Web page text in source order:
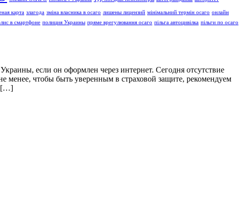
карта злагода зміна власника в осаго лишены лицензий мінімальний термін осаго онлайн
в смартфоне полиция Украины пряме врегулювання осаго пільга автоцивілка пільги по осаго
если он оформлен через интернет. Сегодня отсутствие
менее, чтобы быть уверенным в страховой защите, рекомендуем
[…]